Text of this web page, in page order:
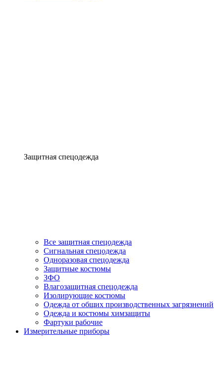
Защитная спецодежда
Все защитная спецодежда
Сигнальная спецодежда
Одноразовая спецодежда
Защитные костюмы
ЗФО
Влагозащитная спецодежда
Изолирующие костюмы
Одежда от общих производственных загрязнений
Одежда и костюмы химзащиты
Фартуки рабочие
Измерительные приборы